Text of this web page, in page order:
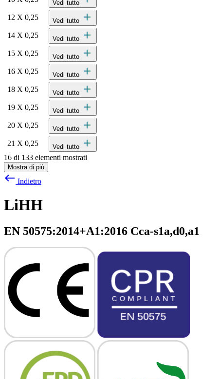
Vedi tutto
12 X 0,25 Vedi tutto add
14 X 0,25 Vedi tutto add
15 X 0,25 Vedi tutto add
16 X 0,25 Vedi tutto add
18 X 0,25 Vedi tutto add
19 X 0,25 Vedi tutto add
20 X 0,25 Vedi tutto add
21 X 0,25 Vedi tutto add
16 di 133 elementi mostrati
Mostra di più
west Indietro
LiHH
EN 50575:2014+A1:2016 Cca-s1a,d0,a1